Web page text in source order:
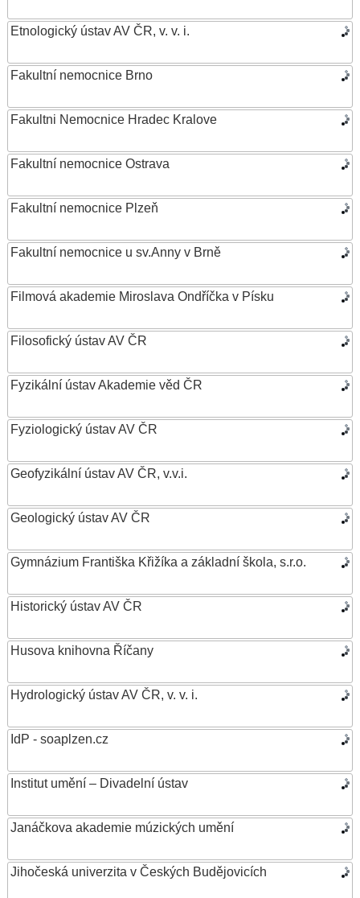
Etnologický ústav AV ČR, v. v. i.
Fakultní nemocnice Brno
Fakultni Nemocnice Hradec Kralove
Fakultní nemocnice Ostrava
Fakultní nemocnice Plzeň
Fakultní nemocnice u sv.Anny v Brně
Filmová akademie Miroslava Ondříčka v Písku
Filosofický ústav AV ČR
Fyzikální ústav Akademie věd ČR
Fyziologický ústav AV ČR
Geofyzikální ústav AV ČR, v.v.i.
Geologický ústav AV ČR
Gymnázium Františka Křižíka a základní škola, s.r.o.
Historický ústav AV ČR
Husova knihovna Říčany
Hydrologický ústav AV ČR, v. v. i.
IdP - soaplzen.cz
Institut umění – Divadelní ústav
Janáčkova akademie múzických umění
Jihočeská univerzita v Českých Budějovicích